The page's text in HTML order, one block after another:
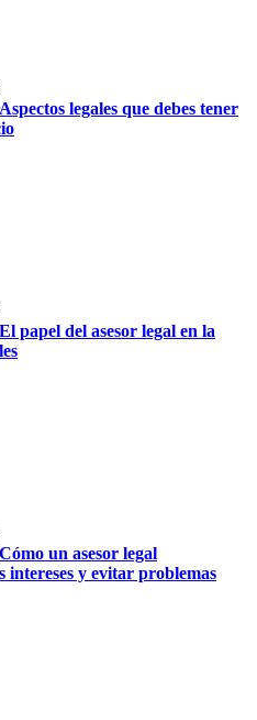
Aspectos legales que debes tener
El papel del asesor legal en la
Cómo un asesor legal
intereses y evitar problemas